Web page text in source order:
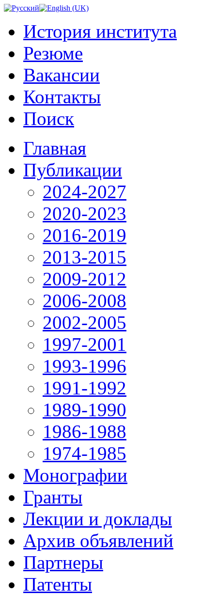
История института
Резюме
Вакансии
Контакты
Поиск
Главная
Публикации
2024-2027
2020-2023
2016-2019
2013-2015
2009-2012
2006-2008
2002-2005
1997-2001
1993-1996
1991-1992
1989-1990
1986-1988
1974-1985
Монографии
Гранты
Лекции и доклады
Архив объявлений
Партнеры
Патенты